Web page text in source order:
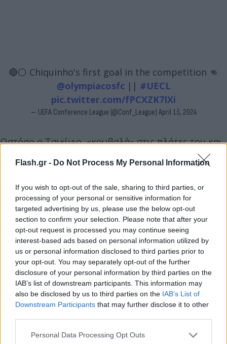
Flash.gr - Do Not Process My Personal Information
If you wish to opt-out of the sale, sharing to third parties, or
processing of your personal or sensitive information for
targeted advertising by us, please use the below opt-out
section to confirm your selection. Please note that after your
opt-out request is processed you may continue seeing
interest-based ads based on personal information utilized by
us or personal information disclosed to third parties prior to
your opt-out. You may separately opt-out of the further
disclosure of your personal information by third parties on the
IAB’s list of downstream participants. This information may
also be disclosed by us to third parties on the IAB’s List of
Downstream Participants that may further disclose it to other
Please note that this website/app uses one or more Google
Personal Data Processing Opt Outs
🔴⚪️ Chiquinho's first goal in the competition 👊
@olympiacosfc|| #UECL
pic.twitter.com/fPCXZK7IXi
— UEFA Conference League (@Conf_League) April 15, 2024
Ωστόσο ο Τσικίνιο, «κουβαλά» στις πλάτες του και
ένα αήττητο ρεκόρ με τη φανέλα του Ολυμπιακού
καθώς σε όποιο ματς έχει σκοράρει η μοιράσει
ασίστ οι «ερυθρόλευκοι» δεν έχουν ηττηθεί ποτέ.
Συγκεκριμένα ο «Τσίκι» έχει σκοράρει 13 γκολ σε
όλες τις διοργανώσεις και έχει μοιράσει 8 ασιστ,
διατηρώντας ένα εντυπωσιακό ρεκόρ αυτόν τον
ενάμιση χρόνο που αγωνίζεται με τα
«ερυθρόλευκα».
Αναλυτικά τα γκολ και οι ασιστ του Τσικίνιο:
Ολυμπιακός - Φενέρμπαχτσε: 3-2 (γκολ)
προημιτελικά Conference League (11/4/24)